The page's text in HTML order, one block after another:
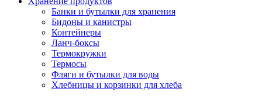
Банки и бутылки для хранения
Бидоны и канистры
Контейнеры
Ланч-боксы
Термокружки
Термосы
Фляги и бутылки для воды
Хлебницы и корзинки для хлеба